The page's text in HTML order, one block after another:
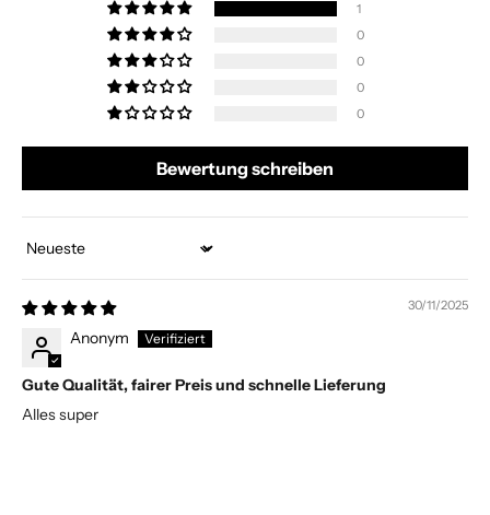
1
0
0
0
0
Bewertung schreiben
Sort by
30/11/2025
Anonym
Gute Qualität, fairer Preis und schnelle Lieferung
Alles super